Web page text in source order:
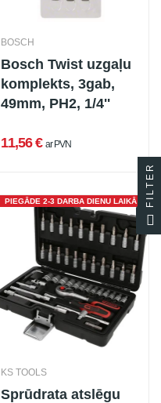
BOSCH
Bosch Twist uzgaļu
komplekts, 3gab,
49mm, PH2, 1/4''
11,56 € ar PVN
PIEGĀDE 2-3 DARBA DIENU LAIKĀ
KS TOOLS
Sprūdrata atslēgu
FILTER